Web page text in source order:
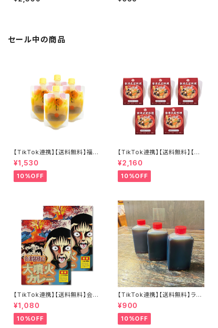
メン二郎インスパイア 個包装 レ
ン二郎インスパイア 個包装 レト
セール中の商品
【TikTok連携】【送料無料】福島
の桃、そのまま。 すぅもも×4個
セット とろ～り濃密 常温保存
可能
¥1,530
10%OFF
【TikTok連携】【送料無料】【会
津郷土料理革命】 カップこづゆ
５個セット お湯を注いで簡単３
分！
¥2,160
10%OFF
【TikTok連携】【送料無料】会津
磐梯山大噴火カレー 200ｇ×2
個セット 激辛カレー
¥1,080
10%OFF
【TikTok連携】【送料無料】ラー
メン屋が作る本物のチャーシュ
ー専用だれ３個セット（８０ｃｃ×
３個）焼き豚 煮豚 焼き肉 和風
こだわり素材 肉用ソース ステー
¥900
10%OFF